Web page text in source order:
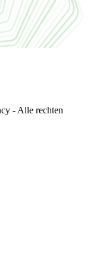
- Alle rechten